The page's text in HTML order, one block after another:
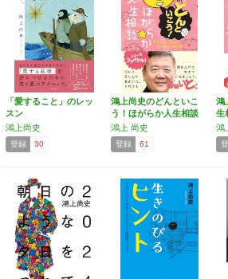
「愛すること」のレッ
スン
鴻上尚史
登録 30
鴻上尚史のどんといこ
う！ほがらか人生相談
―…
鴻上 尚史
登録 61
鴻
生
庫)
鴻